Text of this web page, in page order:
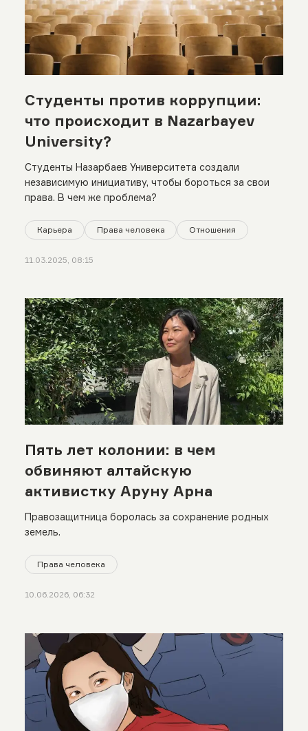
Студенты против коррупции:
что происходит в Nazarbayev
University?
Студенты Назарбаев Университета создали
независимую инициативу, чтобы бороться за свои
права. В чем же проблема?
Карьера Права человека Отношения
11.03.2025, 08:15
Пять лет колонии: в чем
обвиняют алтайскую
активистку Аруну Арна
Правозащитница боролась за сохранение родных
земель.
Права человека
10.06.2026, 06:32